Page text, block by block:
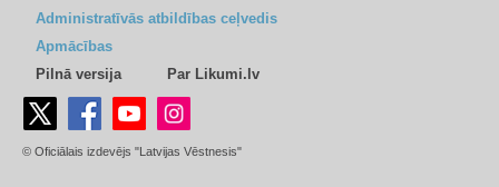
Administratīvās atbildības ceļvedis
Apmācības
Pilnā versija
Par Likumi.lv
© Oficiālais izdevējs "Latvijas Vēstnesis"